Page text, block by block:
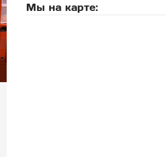
Мы на карте: